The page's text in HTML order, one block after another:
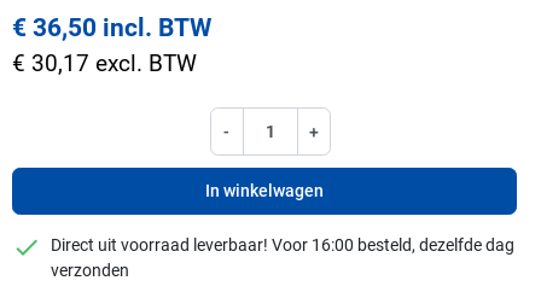
€ 36,50 incl. BTW
€ 30,17 excl. BTW
- +
In winkelwagen
checkmark
Direct uit voorraad leverbaar! Voor 16:00 besteld, dezelfde dag
verzonden